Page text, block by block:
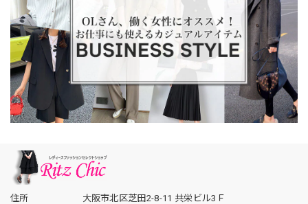
住所
大阪市北区芝田2-8-11 共栄ビル3Ｆ